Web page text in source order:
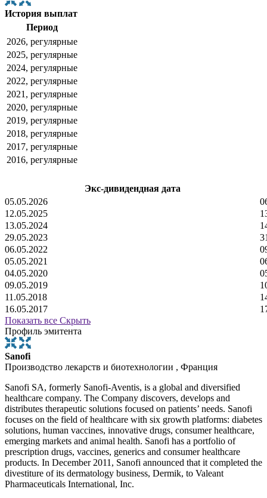
История выплат
Период
2026, регулярные
2025, регулярные
2024, регулярные
2022, регулярные
2021, регулярные
2020, регулярные
2019, регулярные
2018, регулярные
2017, регулярные
2016, регулярные
Экс-дивидендная дата
05.05.2026
12.05.2025
13.05.2024
29.05.2023
06.05.2022
05.05.2021
04.05.2020
09.05.2019
11.05.2018
16.05.2017
Показать все Скрыть
Профиль эмитента
Sanofi
Производство лекарств и биотехнологии , Франция
Sanofi SA, formerly Sanofi-Aventis, is a global and diversified
healthcare company. The Company discovers, develops and
distributes therapeutic solutions focused on patients’ needs. Sanofi
focuses on the field of healthcare with six growth platforms: diabetes
solutions, human vaccines, innovative drugs, consumer healthcare,
emerging markets and animal health. Sanofi has a portfolio of
prescription drugs, vaccines, generics and consumer healthcare
products. In December 2011, Sanofi announced that it completed the
divestiture of its dermatology business, Dermik, to Valeant
Pharmaceuticals International, Inc.